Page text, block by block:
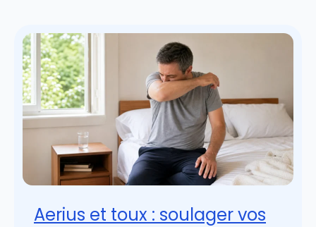
Aerius et toux : soulager vos